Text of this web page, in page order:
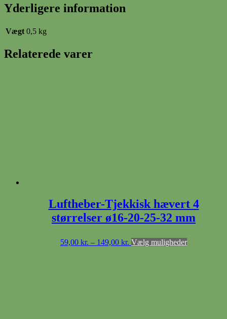
Yderligere information
Vægt 0,5 kg
Relaterede varer
Luftheber-Tjekkisk hævert 4
størrelser ø16-20-25-32 mm
59,00 kr. – 149,00 kr. Prisinterval:
Vælg mulighederDette